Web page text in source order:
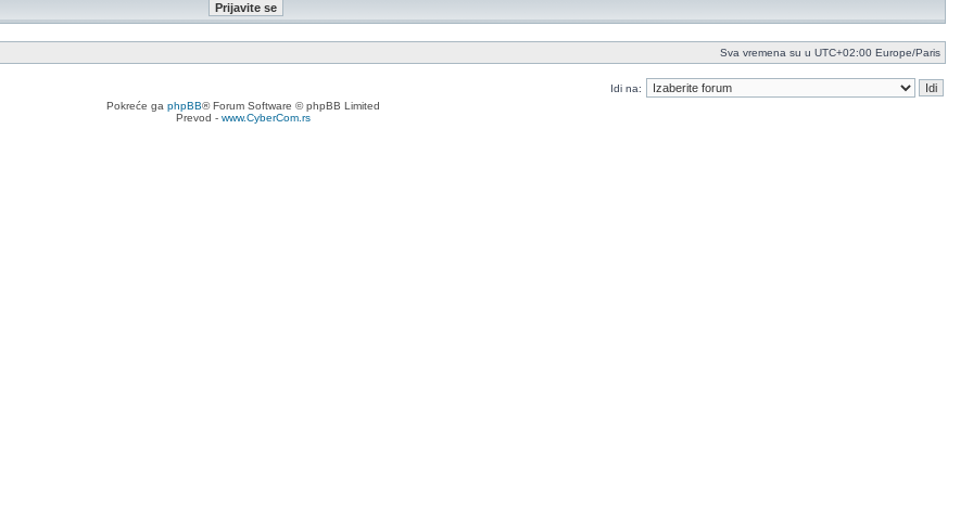
Sva vremena su u UTC+02:00 Europe/Paris
Idi na:
Pokreće ga phpBB® Forum Software © phpBB Limited
Prevod - www.CyberCom.rs